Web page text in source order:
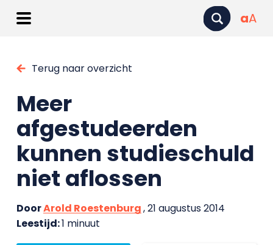
aA
Terug naar overzicht
Meer
afgestudeerden
kunnen studieschuld
niet aflossen
DoorArold Roestenburg, 21 augustus 2014
Leestijd:1 minuut